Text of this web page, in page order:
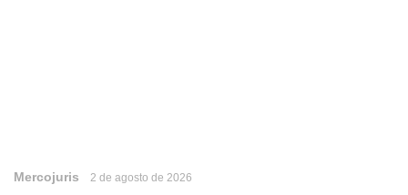
Mercojuris 2 de agosto de 2026